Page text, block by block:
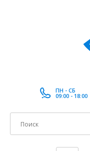
ПН - СБ
09:00 - 18:00